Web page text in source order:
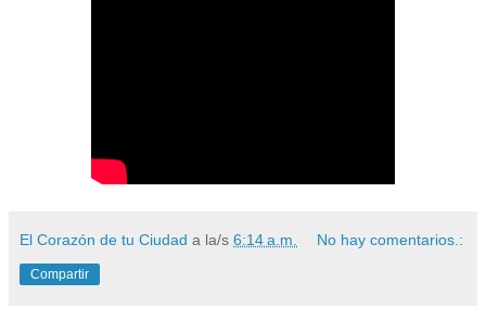
El Corazón de tu Ciudad a la/s 6:14 a.m. No hay comentarios.:
Compartir